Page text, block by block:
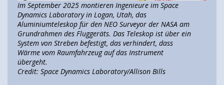
Im September 2025 montieren Ingenieure im Space
Dynamics Laboratory in Logan, Utah, das
Aluminiumteleskop für den NEO Surveyor der NASA am
Grundrahmen des Fluggeräts. Das Teleskop ist über ein
System von Streben befestigt, das verhindert, dass
Wärme vom Raumfahrzeug auf das Instrument
übergeht.
Credit: Space Dynamics Laboratory/Allison Bills